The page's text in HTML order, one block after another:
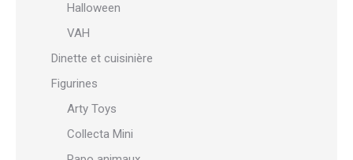
Halloween
VAH
Dinette et cuisinière
Figurines
Arty Toys
Collecta Mini